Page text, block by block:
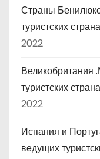
Страны
туристских
2022
Великобритания
туристских
2022
Испания и
ведущих